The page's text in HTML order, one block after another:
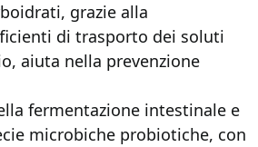
grazie alla
di trasporto dei soluti
aiuta nella prevenzione
fermentazione intestinale e
microbiche probiotiche, con